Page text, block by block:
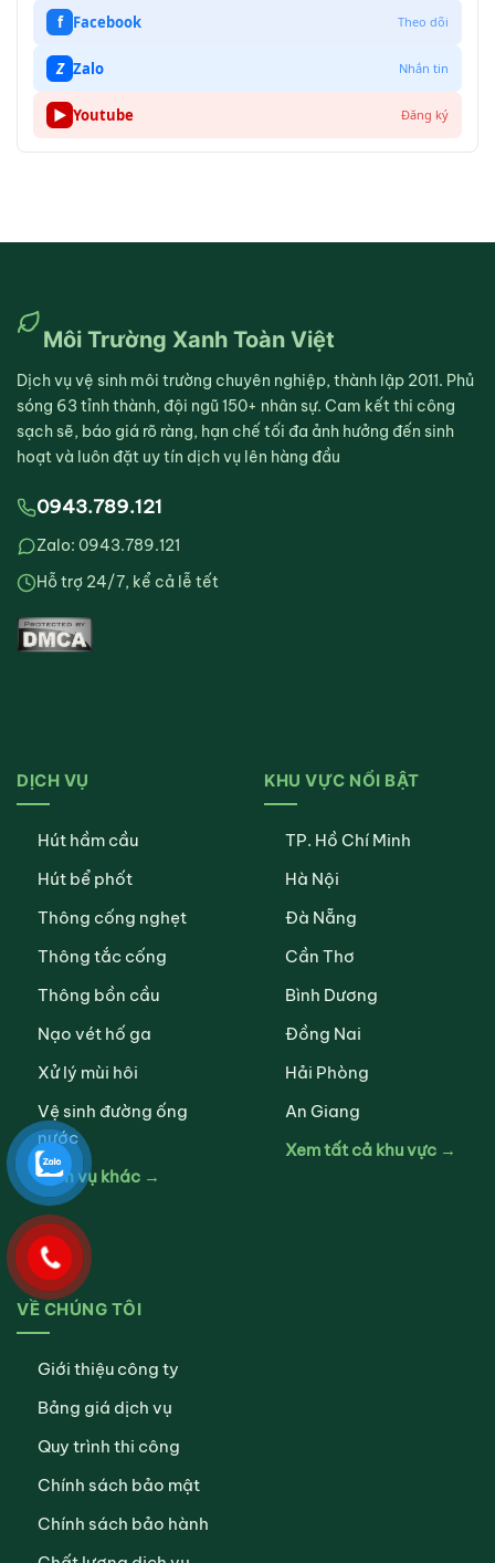
f Facebook Theo dõi
Z Zalo Nhắn tin
▶ Youtube Đăng ký
Môi Trường Xanh Toàn Việt
Dịch vụ vệ sinh môi trường chuyên nghiệp, thành lập 2011. Phủ
sóng 63 tỉnh thành, đội ngũ 150+ nhân sự. Cam kết thi công
sạch sẽ, báo giá rõ ràng, hạn chế tối đa ảnh hưởng đến sinh
hoạt và luôn đặt uy tín dịch vụ lên hàng đầu
0943.789.121
Zalo: 0943.789.121
Hỗ trợ 24/7, kể cả lễ tết
DỊCH VỤ
Hút hầm cầu
Hút bể phốt
Thông cống nghẹt
Thông tắc cống
Thông bồn cầu
Nạo vét hố ga
Xử lý mùi hôi
Vệ sinh đường ống
nước
Dịch vụ khác →
KHU VỰC NỔI BẬT
TP. Hồ Chí Minh
Hà Nội
Đà Nẵng
Cần Thơ
Bình Dương
Đồng Nai
Hải Phòng
An Giang
Xem tất cả khu vực →
VỀ CHÚNG TÔI
Giới thiệu công ty
Bảng giá dịch vụ
Quy trình thi công
Chính sách bảo mật
Chính sách bảo hành